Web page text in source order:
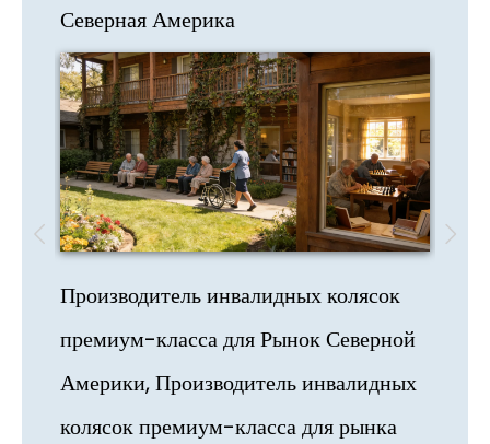
Северная Америка
Производитель инвалидных колясок
премиум-класса дляРынок Северной
Америки, Производитель инвалидных
колясок премиум-класса для рынка